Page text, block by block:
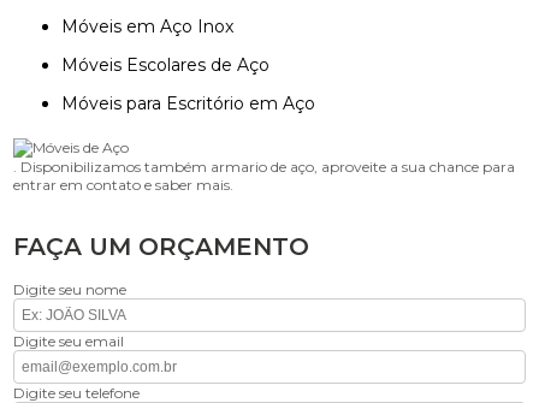
Móveis em Aço Inox
Móveis Escolares de Aço
Móveis para Escritório em Aço
. Disponibilizamos também armario de aço, aproveite a sua chance para
entrar em contato e saber mais.
FAÇA UM ORÇAMENTO
Digite seu nome
Digite seu email
Digite seu telefone